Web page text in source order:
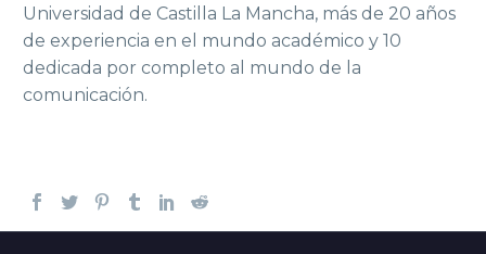
Universidad de Castilla La Mancha, más de 20 años
de experiencia en el mundo académico y 10
dedicada por completo al mundo de la
comunicación.